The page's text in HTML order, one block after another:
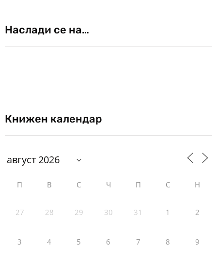
Наслади се на…
Книжен календар
П В С Ч П С Н
27 28 29 30 31 1 2
3 4 5 6 7 8 9